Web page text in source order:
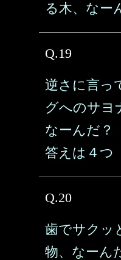
る木、なー
Q.19
逆さに言っ
グへのサヨ
なーんだ？
答えは４つ
Q.20
歯でサクッ
物、なーん